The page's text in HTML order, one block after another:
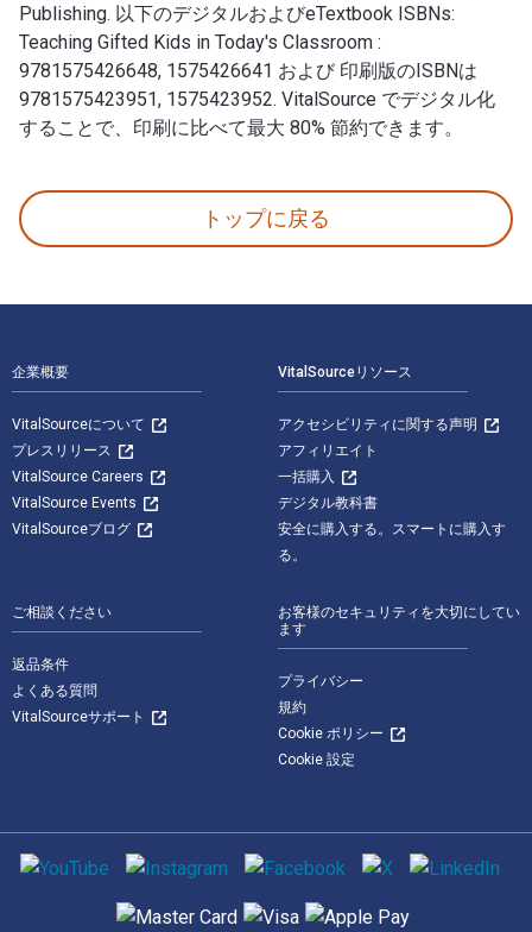
Publishing. 以下のデジタルおよびeTextbook ISBNs:
Teaching Gifted Kids in Today's Classroom :
9781575426648, 1575426641 および 印刷版のISBNは
9781575423951, 1575423952. VitalSource でデジタル化
することで、印刷に比べて最大 80% 節約できます。
トップに戻る
企業概要
VitalSourceについて
プレスリリース
VitalSource Careers
VitalSource Events
VitalSourceブログ
VitalSourceリソース
アクセシビリティに関する声明
アフィリエイト
一括購入
デジタル教科書
安全に購入する。スマートに購入す
る。
ご相談ください
返品条件
よくある質問
VitalSourceサポート
お客様のセキュリティを大切にしてい
ます
プライバシー
規約
Cookie ポリシー
Cookie 設定
ソーシャルメディア
サポートされている支払い方法